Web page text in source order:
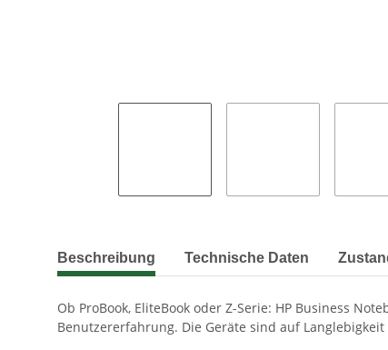
weitere Registerkarten anzeigen
Beschreibung Technische Daten
Ob ProBook, EliteBook oder Z-Serie: HP Business
Benutzererfahrung. Die Geräte sind auf